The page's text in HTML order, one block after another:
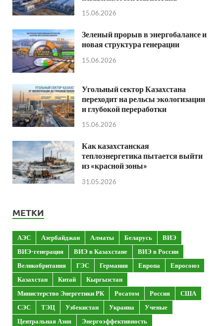
15.06.2026
Зеленый прорыв в энергобалансе и
новая структура генерации
15.06.2026
Угольный сектор Казахстана
переходит на рельсы экологизации
и глубокой переработки
15.06.2026
Как казахстанская
теплоэнергетика пытается выйти
из «красной зоны»
31.05.2026
МЕТКИ
АЭС Азербайджан Алматы Беларусь
ВИЭ
ВИЭ-генерация
ВИЭ в Казахстане
ВИЭ в России
Великобритания
ГЭС Германия Европа
Евросоюз
Казахстан
Китай
Кыргызстан
Министерство Энергетики РК
Росатом Россия
США
СЭС
ТЭЦ Узбекистан Украина
Ученые
Центральная Азия
Энергоэффективность